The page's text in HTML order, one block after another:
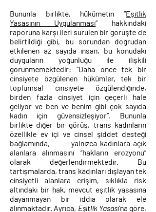
Bununla birlikte, hükümetin “Eşitlik
Yasasının Uygulanması” hakkındaki
raporuna karşı ileri sürülen bir görüşte de
belirtildiği gibi, bu sorundan doğrudan
etkilenen az sayıda insan, bu konudaki
duyguların yoğunluğu ile ilişkili
görünmemektedir: “Daha önce tek bir
cinsiyete özgülenen hükümler, tek bir
toplumsal cinsiyete özgülendiğinde,
birden fazla cinsiyet için geçerli hale
geliyor ve ben ve benim gibi çok sayıda
kadın için güvensizleşiyor”. Bununla
birlikte diğer bir görüş, trans kadınların
özellikle ev içi ve cinsel şiddet desteği
bağlamında, yalnızca-kadınlara-açık
alanlara alınmasını “hakların erozyonu”
olarak değerlendirmektedir. Bu
tartışmalarda, trans kadınları dışlayan tek
cinsiyetli alanlara erişim, sıklıkla risk
altındaki bir hak, mevcut eşitlik yasasına
dayanmayan bir iddia olarak ele
alınmaktadır. Ayrıca, Eşitlik Yasası’na göre,